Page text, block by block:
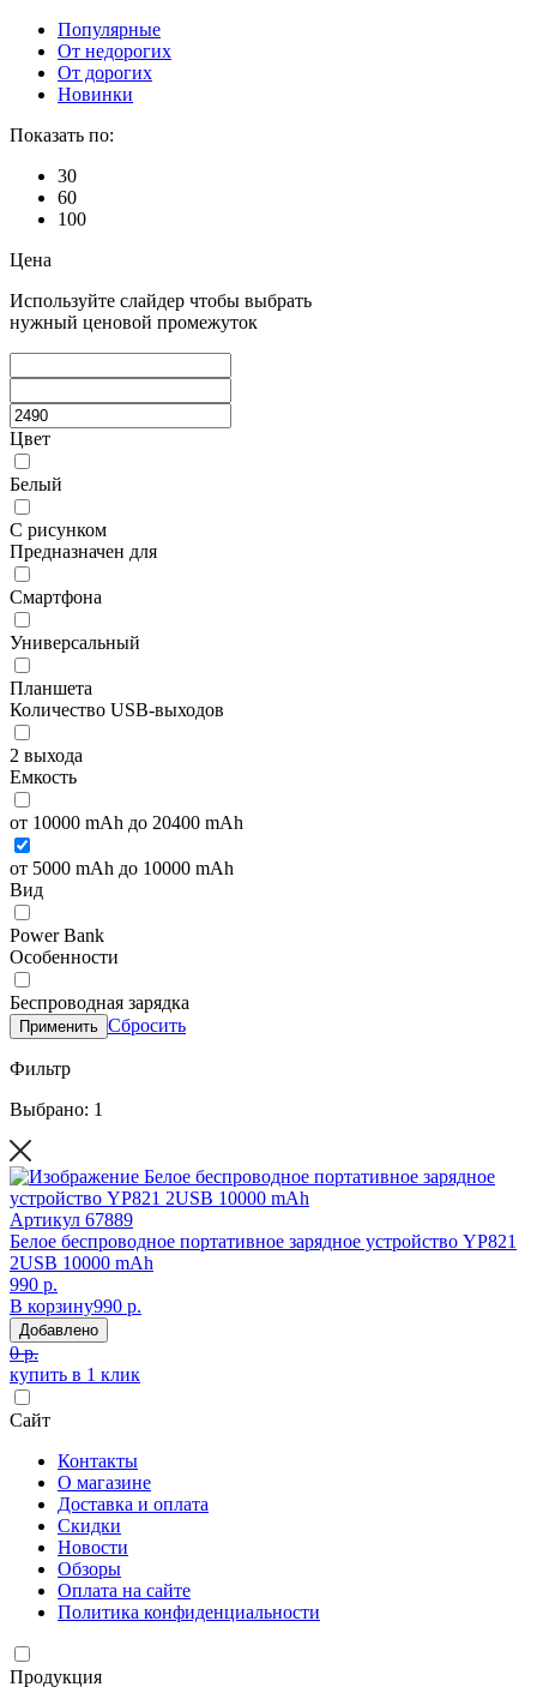
Популярные
От недорогих
От дорогих
Новинки
Показать по:
30
60
100
Цена
Используйте слайдер чтобы выбрать
нужный ценовой промежуток
Цвет
Белый
С рисунком
Предназначен для
Смартфона
Универсальный
Планшета
Количество USB-выходов
2 выхода
Емкость
от 10000 mAh до 20400 mAh
от 5000 mAh до 10000 mAh
Вид
Power Bank
Особенности
Беспроводная зарядка
Применить Сбросить
Фильтр
Выбрано: 1
Артикул 67889
Белое беспроводное портативное зарядное устройство YP821
2USB 10000 mAh
990 р.
В корзину990 р.
Добавлено
0 р.
купить в 1 клик
Сайт
Контакты
О магазине
Доставка и оплата
Скидки
Новости
Обзоры
Оплата на сайте
Политика конфиденциальности
Продукция